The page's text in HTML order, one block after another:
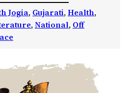
Jogia, Gujarati, Health
, National, Off